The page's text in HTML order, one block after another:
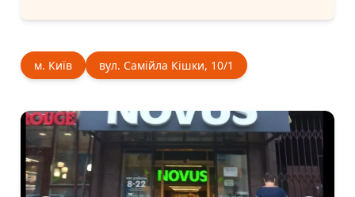
м. Київ вул. Самійла Кішки, 10/1